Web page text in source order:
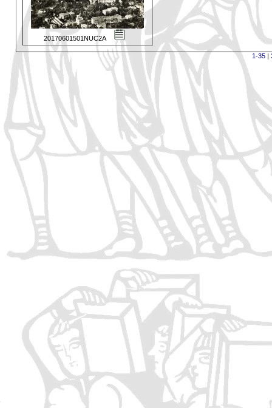
20170601501NUC2A
1-35|